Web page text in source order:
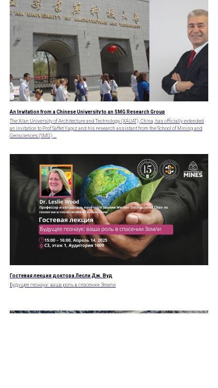
An Invitation from a Chinese University to an SMG Research Group
The Xi'an University of Architecture and Technology (XAUAT), China, has officially extended
an invitation to Prof Saffet Yagiz and his research assistant from the School of Mining and
Geosciences (SMG) ...
Гостевая лекция доктора Лесли Дж. Вуд
Будущее геонаук: ваша роль в спасении Земли